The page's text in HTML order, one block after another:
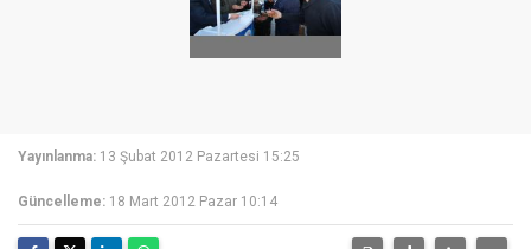
Yayınlanma: 13 Şubat 2012 Pazartesi 15:25
Güncelleme: 18 Mart 2012 Pazar 10:14